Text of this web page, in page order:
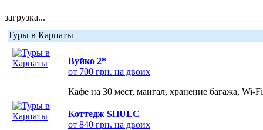
загрузка...
Туры в Карпаты
Вуйко 2*
от 700 грн. на двоих
Кафе на 30 мест, мангал, хранение багажа, Wi-
Коттедж SHULC
от 840 грн. на двоих